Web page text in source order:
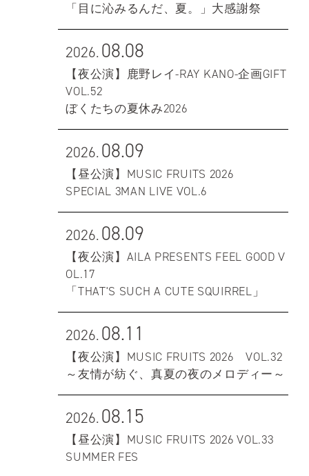
「目に沁みるんだ、夏。」大感謝祭
2026.08.08
【夜公演】鹿野レイ-RAY KANO-企画GIFT
VOL.52
ぼくたちの夏休み2026
2026.08.09
【昼公演】MUSIC FRUITS 2026
SPECIAL 3MAN LIVE VOL.6
2026.08.09
【夜公演】AILA PRESENTS FEEL GOOD V
OL.17
「THAT'S SUCH A CUTE SQUIRREL」
2026.08.11
【夜公演】MUSIC FRUITS 2026 VOL.32
～友情が紡ぐ、真夏の夜のメロディー～
2026.08.15
【昼公演】MUSIC FRUITS 2026 VOL.33
SUMMER FES